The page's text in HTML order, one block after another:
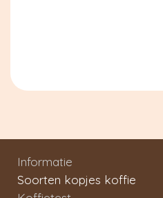
Informatie
Soorten kopjes koffie